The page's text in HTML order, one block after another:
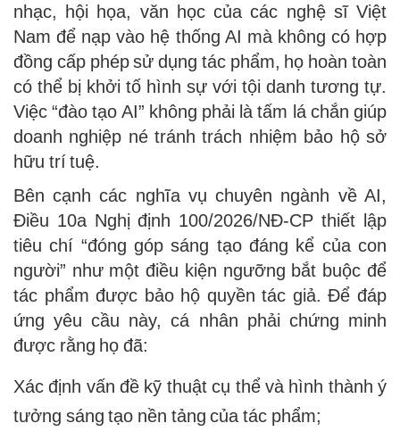
nhạc, hội họa, văn học của các nghệ sĩ Việt
Nam để nạp vào hệ thống AI mà không có hợp
đồng cấp phép sử dụng tác phẩm, họ hoàn toàn
có thể bị khởi tố hình sự với tội danh tương tự.
Việc “đào tạo AI” không phải là tấm lá chắn giúp
doanh nghiệp né tránh trách nhiệm bảo hộ sở
hữu trí tuệ.
Bên cạnh các nghĩa vụ chuyên ngành về AI,
Điều 10a Nghị định 100/2026/NĐ-CP thiết lập
tiêu chí “đóng góp sáng tạo đáng kể của con
người” như một điều kiện ngưỡng bắt buộc để
tác phẩm được bảo hộ quyền tác giả. Để đáp
ứng yêu cầu này, cá nhân phải chứng minh
được rằng họ đã:
Xác định vấn đề kỹ thuật cụ thể và hình thành ý
tưởng sáng tạo nền tảng của tác phẩm;